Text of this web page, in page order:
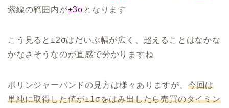
紫線の範囲内が±3σとなります
こう見ると±2σはだいぶ幅が広く、超えることはなかな
かなさそうなのが直感で分かりますね
ボリンジャーバンドの見方は様々ありますが、 今回は
単純に取得した値が±1σをはみ出したら売買のタイミン